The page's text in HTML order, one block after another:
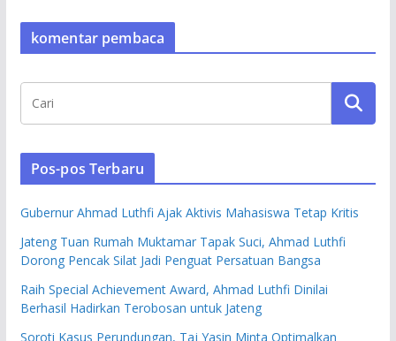
komentar pembaca
Pos-pos Terbaru
Gubernur Ahmad Luthfi Ajak Aktivis Mahasiswa Tetap Kritis
Jateng Tuan Rumah Muktamar Tapak Suci, Ahmad Luthfi
Dorong Pencak Silat Jadi Penguat Persatuan Bangsa
Raih Special Achievement Award, Ahmad Luthfi Dinilai
Berhasil Hadirkan Terobosan untuk Jateng
Soroti Kasus Perundungan, Taj Yasin Minta Optimalkan